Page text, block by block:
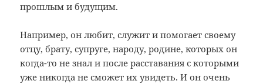
прошлым и будущим.
Например, он любит, служит и помогает своему
отцу, брату, супруге, народу, родине, которых он
когда-то не знал и после расставания с которыми
уже никогда не сможет их увидеть. И он очень